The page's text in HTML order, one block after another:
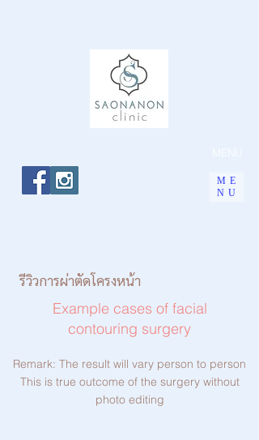
ME
NU
รีวิวการผ่าตัดโครงหน้า
Example cases of facial
contouring surgery
Remark: The result will vary person to person
This is true outcome of the surgery without
photo editing